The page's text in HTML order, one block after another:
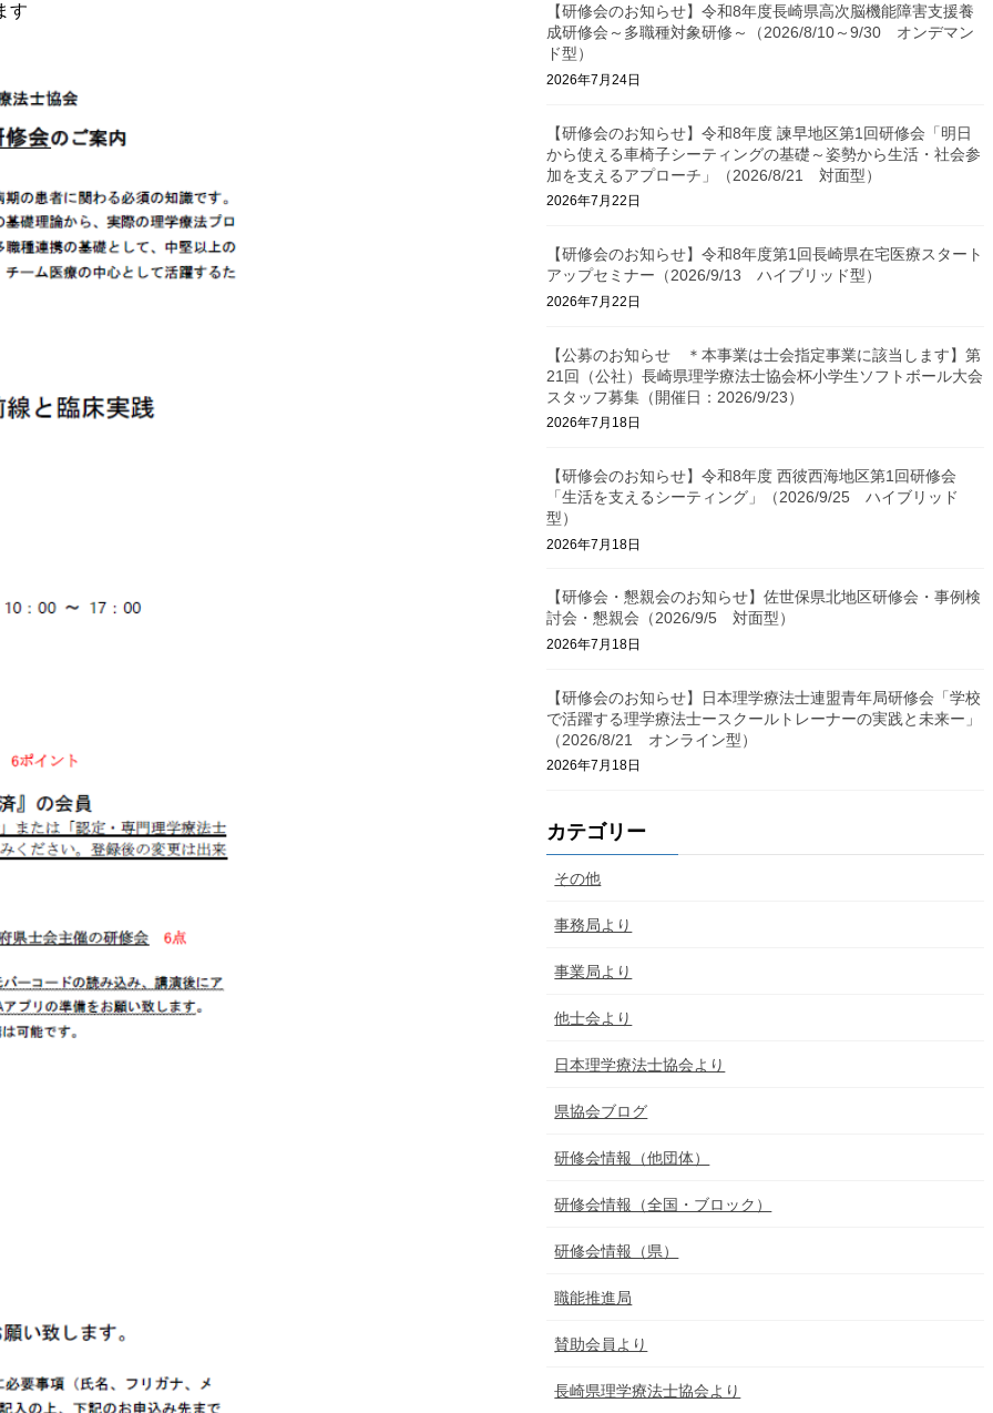
す
【研修会のお知らせ】令和8年度長崎県高次脳機能障害支援養
成研修会～多職種対象研修～（2026/8/10～9/30 オンデマン
ド型）
2026年7月24日
【研修会のお知らせ】令和8年度 諫早地区第1回研修会「明日
から使える車椅子シーティングの基礎～姿勢から生活・社会参
加を支えるアプローチ」（2026/8/21 対面型）
2026年7月22日
【研修会のお知らせ】令和8年度第1回長崎県在宅医療スタート
アップセミナー（2026/9/13 ハイブリッド型）
2026年7月22日
【公募のお知らせ ＊本事業は士会指定事業に該当します】第
21回（公社）長崎県理学療法士協会杯小学生ソフトボール大会
スタッフ募集（開催日：2026/9/23）
2026年7月18日
【研修会のお知らせ】令和8年度 西彼西海地区第1回研修会
「生活を支えるシーティング」（2026/9/25 ハイブリッド
型）
2026年7月18日
【研修会・懇親会のお知らせ】佐世保県北地区研修会・事例検
討会・懇親会（2026/9/5 対面型）
2026年7月18日
【研修会のお知らせ】日本理学療法士連盟青年局研修会「学校
で活躍する理学療法士ースクールトレーナーの実践と未来ー」
（2026/8/21 オンライン型）
2026年7月18日
カテゴリー
その他
事務局より
事業局より
他士会より
日本理学療法士協会より
県協会ブログ
研修会情報（他団体）
研修会情報（全国・ブロック）
研修会情報（県）
職能推進局
賛助会員より
長崎県理学療法士協会より